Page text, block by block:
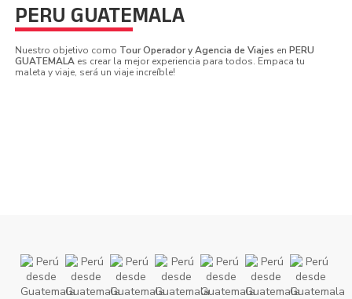
PERU GUATEMALA
Nuestro objetivo como Tour Operador y Agencia de Viajes en PERU
GUATEMALA es crear la mejor experiencia para todos. Empaca tu
maleta y viaje, será un viaje increíble!